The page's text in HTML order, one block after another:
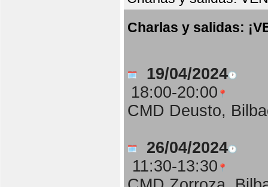
Charlas y salidas:
19/04/2024
18:00-20:00
CMD Deusto,
26/04/2024
11:30-13:30